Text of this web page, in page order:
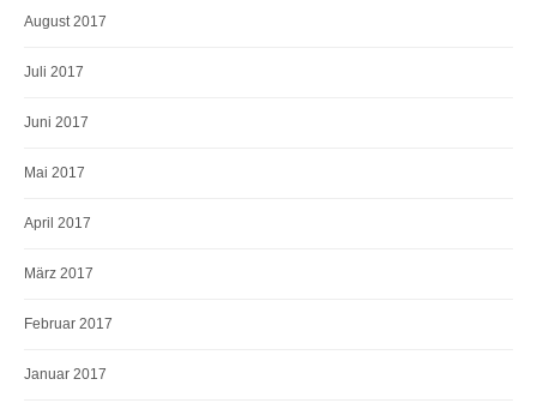
August 2017
Juli 2017
Juni 2017
Mai 2017
April 2017
März 2017
Februar 2017
Januar 2017